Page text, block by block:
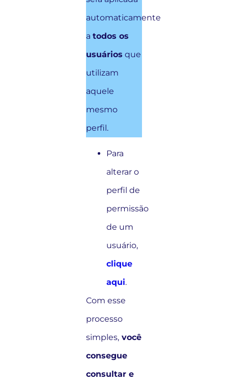
automaticamente
atodos os
usuários que
utilizam
aquele
mesmo
perfil.
Para
alterar o
perfil de
permissão
de um
usuário,
clique
aqui.
Com esse
processo
simples, você
consegue
consultar e